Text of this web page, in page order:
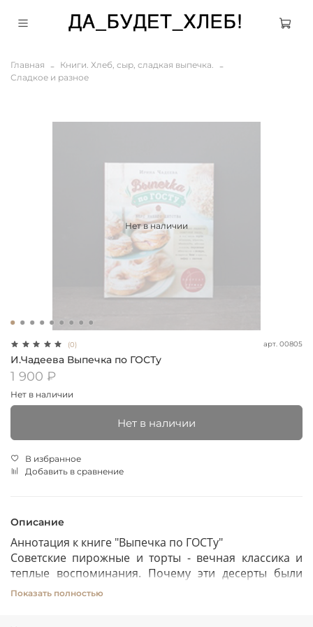
Главная
Книги. Хлеб, сыр, сладкая выпечка.
Сладкое и разное
Нет в наличии
(0) арт. 00805
И.Чадеева Выпечка по ГОСТу
1 900 ₽
Нет в наличии
Нет в наличии
В избранное
Добавить в сравнение
Описание
Аннотация к книге "Выпечка по ГОСТу"
Советские пирожные и торты - вечная классика и
теплые воспоминания. Почему эти десерты были
такими замечательными? Не только потому, что это
Показать полностью